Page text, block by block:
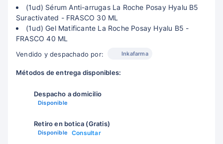
(1ud) Sérum Anti-arrugas La Roche Posay Hyalu B5
Suractivated - FRASCO 30 ML
(1ud) Gel Matificante La Roche Posay Hyalu B5 -
FRASCO 40 ML
Vendido y despachado por: Inkafarma
Métodos de entrega disponibles:
Despacho a domicilio
Disponible
Retiro en botica (Gratis)
Disponible Consultar